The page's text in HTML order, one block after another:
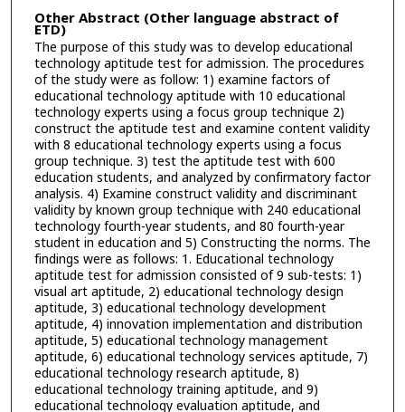
Other Abstract (Other language abstract of
ETD)
The purpose of this study was to develop educational
technology aptitude test for admission. The procedures
of the study were as follow: 1) examine factors of
educational technology aptitude with 10 educational
technology experts using a focus group technique 2)
construct the aptitude test and examine content validity
with 8 educational technology experts using a focus
group technique. 3) test the aptitude test with 600
education students, and analyzed by confirmatory factor
analysis. 4) Examine construct validity and discriminant
validity by known group technique with 240 educational
technology fourth-year students, and 80 fourth-year
student in education and 5) Constructing the norms. The
findings were as follows: 1. Educational technology
aptitude test for admission consisted of 9 sub-tests: 1)
visual art aptitude, 2) educational technology design
aptitude, 3) educational technology development
aptitude, 4) innovation implementation and distribution
aptitude, 5) educational technology management
aptitude, 6) educational technology services aptitude, 7)
educational technology research aptitude, 8)
educational technology training aptitude, and 9)
educational technology evaluation aptitude, and